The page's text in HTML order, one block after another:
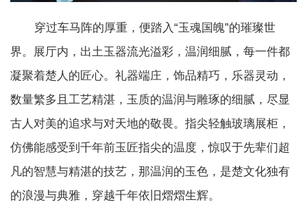
穿过车马阵的厚重，便踏入“玉魂国魄”的璀璨世
界。展厅内，出土玉器流光溢彩，温润细腻，每一件都
凝聚着楚人的匠心。礼器端庄，饰品精巧，乐器灵动，
数量繁多且工艺精湛，玉质的温润与雕琢的细腻，尽显
古人对美的追求与对天地的敬畏。指尖轻触玻璃展柜，
仿佛能感受到千年前玉匠指尖的温度，惊叹于先辈们超
凡的智慧与精湛的技艺，那温润的玉色，是楚文化独有
的浪漫与典雅，穿越千年依旧熠熠生辉。